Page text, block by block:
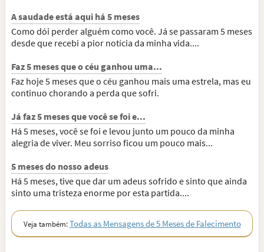
A saudade está aqui há 5 meses
Como dói perder alguém como você. Já se passaram 5 meses
desde que recebi a pior notícia da minha vida....
Faz 5 meses que o céu ganhou uma...
Faz hoje 5 meses que o céu ganhou mais uma estrela, mas eu
continuo chorando a perda que sofri.
Já faz 5 meses que você se foi e...
Há 5 meses, você se foi e levou junto um pouco da minha
alegria de viver. Meu sorriso ficou um pouco mais...
5 meses do nosso adeus
Há 5 meses, tive que dar um adeus sofrido e sinto que ainda
sinto uma tristeza enorme por esta partida....
Veja também:Todas as Mensagens de 5 Meses de Falecimento